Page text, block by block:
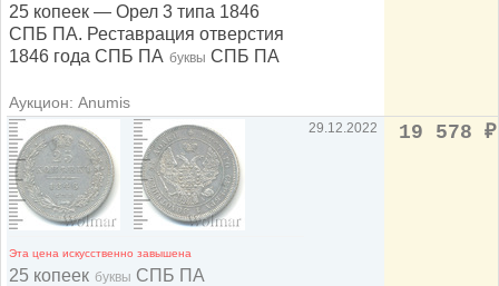
25 копеек — Орел 3 типа 1846
СПБ ПА. Реставрация отверстия
1846 года СПБ ПА буквы СПБ ПА
Аукцион: Anumis
Эта цена искусственно завышена
25 копеек буквы СПБ ПА
29.12.2022 19 578 ₽